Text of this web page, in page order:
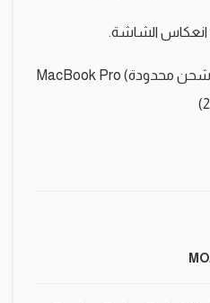
انعكاس الشاشة.
الأجهزة المتوافقة (سرعات شحن محدودة) MacBook Pro